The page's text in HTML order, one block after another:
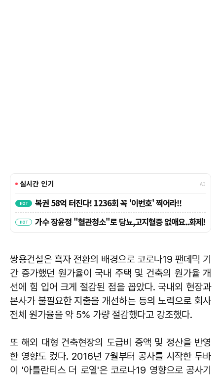
쌍용건설은 흑자 전환의 배경으로 코로나19 팬데믹 기
간 증가했던 원가율이 국내 주택 및 건축의 원가율 개
선에 힘 입어 크게 절감된 점을 꼽았다. 국내외 현장과
본사가 불필요한 지출을 개선하는 등의 노력으로 회사
전체 원가율을 약 5% 가량 절감했다고 강조했다.
또 해외 대형 건축현장의 도급비 증액 및 정산을 반영
한 영향도 컸다. 2016년 7월부터 공사를 시작한 두바
이 '아틀란티스 더 로열'은 코로나19 영향으로 공사기